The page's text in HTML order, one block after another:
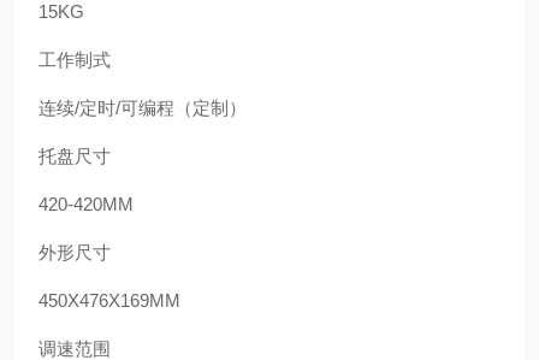
15KG
工作制式
连续/定时/可编程（定制）
托盘尺寸
420-420MM
外形尺寸
450X476X169MM
调速范围